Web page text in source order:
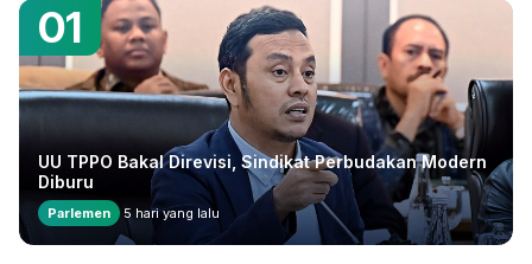
01
UU TPPO Bakal Direvisi, Sindikat Perbudakan Modern
Diburu
Parlemen 5 hari yang lalu